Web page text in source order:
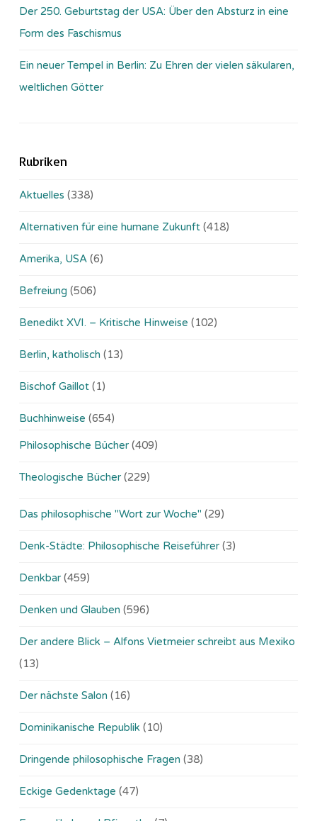
Der 250. Geburtstag der USA: Über den Absturz in eine
Form des Faschismus
Ein neuer Tempel in Berlin: Zu Ehren der vielen säkularen,
weltlichen Götter
Rubriken
Aktuelles (338)
Alternativen für eine humane Zukunft (418)
Amerika, USA (6)
Befreiung (506)
Benedikt XVI. – Kritische Hinweise (102)
Berlin, katholisch (13)
Bischof Gaillot (1)
Buchhinweise (654)
Philosophische Bücher (409)
Theologische Bücher (229)
Das philosophische "Wort zur Woche" (29)
Denk-Städte: Philosophische Reiseführer (3)
Denkbar (459)
Denken und Glauben (596)
Der andere Blick – Alfons Vietmeier schreibt aus Mexiko
(13)
Der nächste Salon (16)
Dominikanische Republik (10)
Dringende philosophische Fragen (38)
Eckige Gedenktage (47)